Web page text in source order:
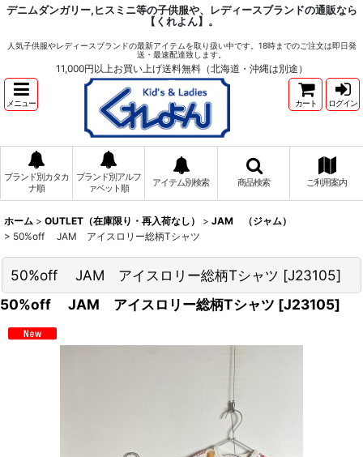
デニムダンガリー,ヒスミニ等の子供服や、レディースブランドの通販なら
【くれよん】。
人気子供服やレディースブランドの最新アイテムを取り扱い中です。18時までのご注文は即日発
送・最速配達致します。
11,000円以上お買い上げ送料無料（北海道・沖縄は別途）
メニュー カート ログイン
ブランド別カタカ
ナ順
ブランド別アルフ
ァベット順
アイテム別検索 商品検索 ご利用案内
ホーム > OUTLET（在庫限り・再入荷なし） > JAM （ジャム）
> 50%off JAM アイスロリー総柄Tシャツ
50%off JAM アイスロリー総柄Tシャツ [J23105]
50%off JAM アイスロリー総柄Tシャツ [J23105]